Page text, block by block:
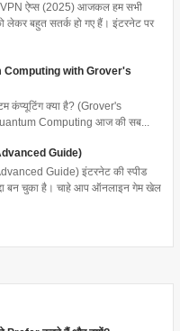
ऐप्स (2025) आजकल हम सभी
लेकर बहुत सतर्क हो गए हैं। इंटरनेट पर
Computing with Grover's
कंप्यूटिंग क्या है? (Grover's
Computing आज की सब...
Guide)
Guide) इंटरनेट की स्पीड
बन चुका है। चाहे आप ऑनलाइन गेम खेल